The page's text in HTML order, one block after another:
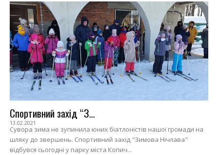
Спортивний захід “З...
13.02.2021
Сувора зима не зупинила юних біатлоністів нашої громади на
шляху до звершень. Спортивний захід "Зимова Нічлава"
відбувся сьогодні у парку міста Копич...